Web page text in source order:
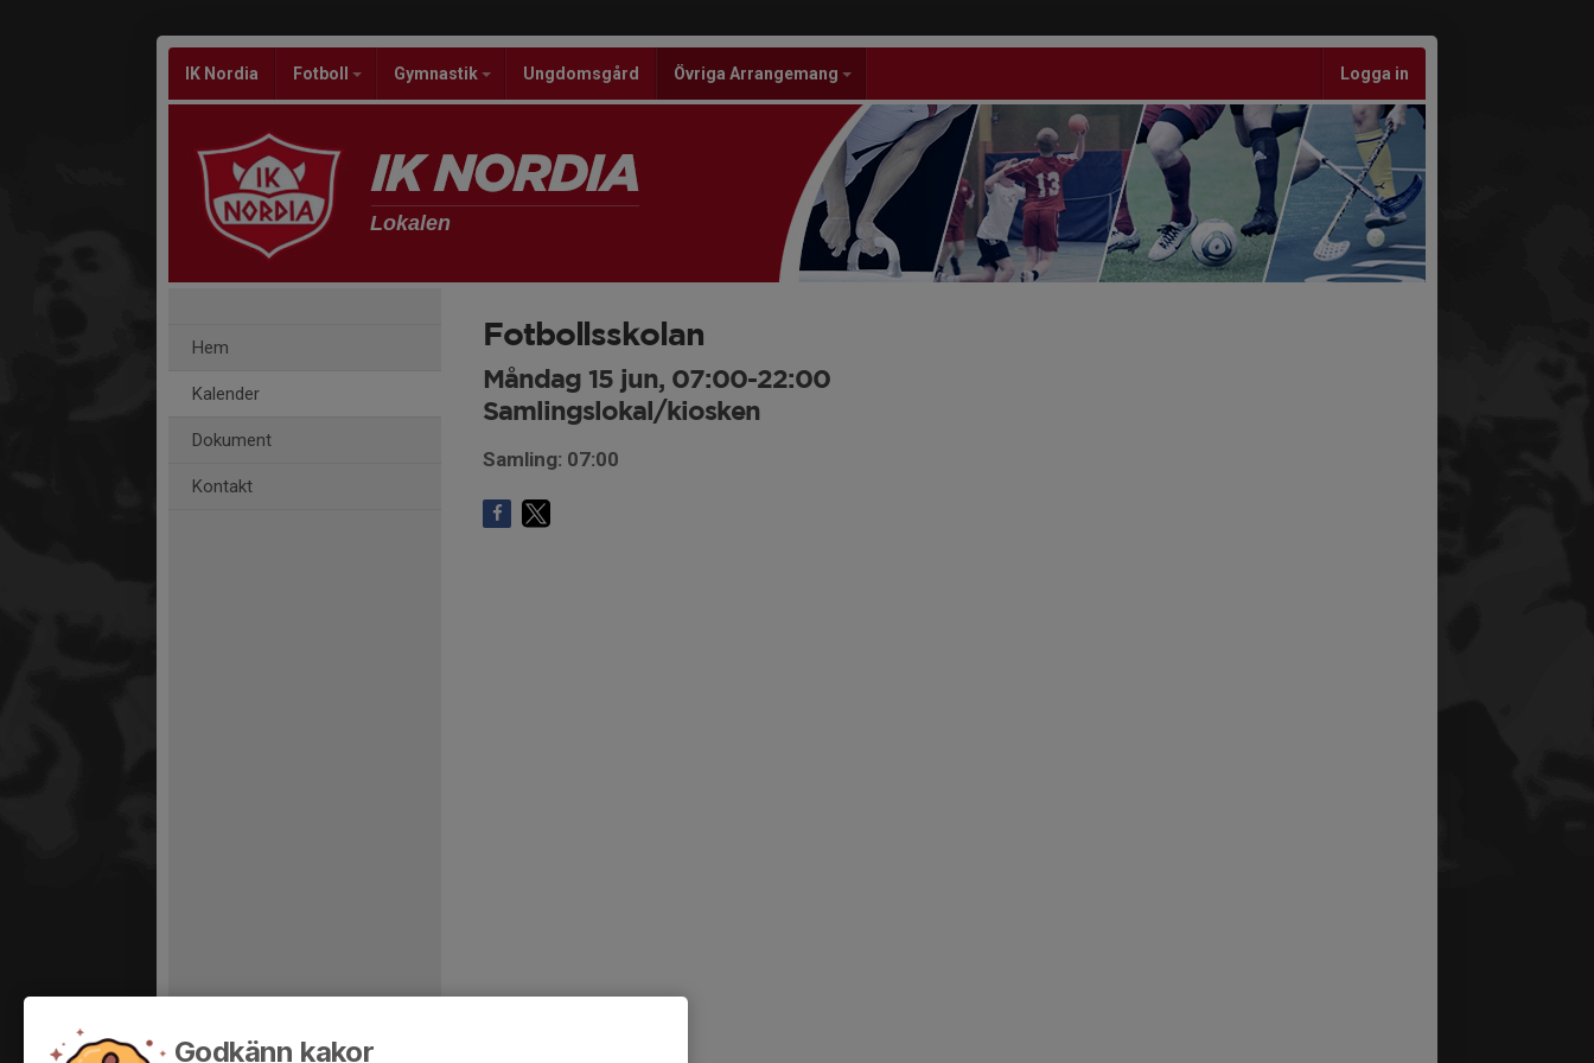
IK Nordia Fotboll Gymnastik Ungdomsgård Övriga Arrangemang Logga in
Lokalen
Hem
Kalender
Dokument
Kontakt
Fotbollsskolan
Måndag 15 jun, 07:00-22:00
Samlingslokal/kiosken
Samling: 07:00
Godkänn kakor